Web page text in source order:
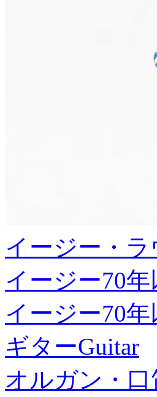
イージー・ラ
イージー70年
イージー70年
ギターGuitar
オルガン・口